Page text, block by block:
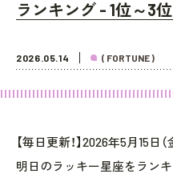
ランキング - 1位～3位
2026.05.14 ( FORTUNE )
【毎日更新！】2026年5月15日（
明日のラッキー星座をランキ